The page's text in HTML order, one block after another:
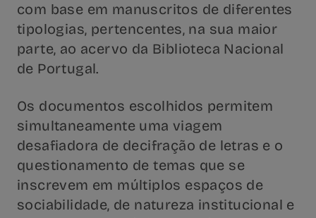
com base em manuscritos de diferentes
tipologias, pertencentes, na sua maior
parte, ao acervo da Biblioteca Nacional
de Portugal.
Os documentos escolhidos permitem
simultaneamente uma viagem
desafiadora de decifração de letras e o
questionamento de temas que se
inscrevem em múltiplos espaços de
sociabilidade, de natureza institucional e